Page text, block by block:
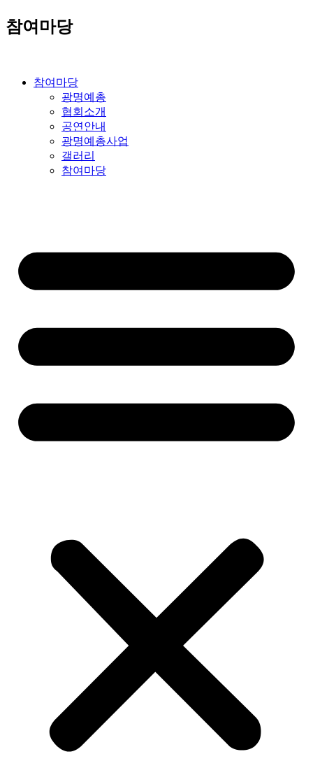
참여마당
참여마당
광명예총
협회소개
공연안내
광명예총사업
갤러리
참여마당